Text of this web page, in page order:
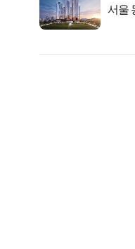
서울